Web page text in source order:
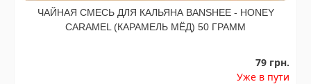
ЧАЙНАЯ СМЕСЬ ДЛЯ КАЛЬЯНА BANSHEE - HONEY
CARAMEL (КАРАМЕЛЬ МЁД) 50 ГРАММ
79 грн.
Уже в пути